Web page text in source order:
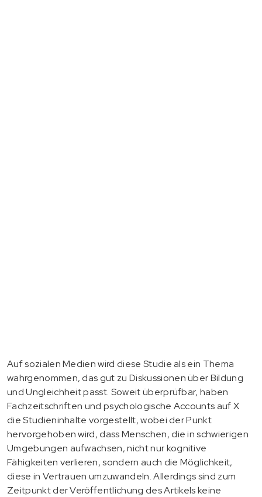
Auf sozialen Medien wird diese Studie als ein Thema
wahrgenommen, das gut zu Diskussionen über Bildung
und Ungleichheit passt. Soweit überprüfbar, haben
Fachzeitschriften und psychologische Accounts auf X
die Studieninhalte vorgestellt, wobei der Punkt
hervorgehoben wird, dass Menschen, die in schwierigen
Umgebungen aufwachsen, nicht nur kognitive
Fähigkeiten verlieren, sondern auch die Möglichkeit,
diese in Vertrauen umzuwandeln. Allerdings sind zum
Zeitpunkt der Veröffentlichung des Artikels keine